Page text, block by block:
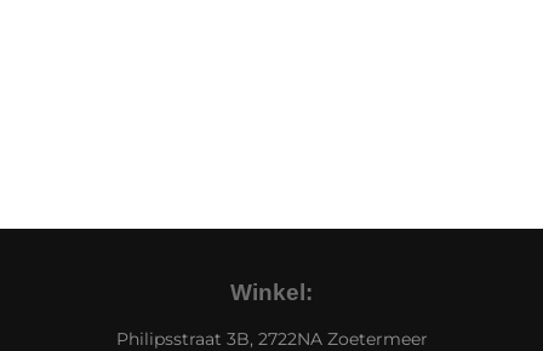
Winkel:
Philipsstraat 3B, 2722NA Zoetermeer